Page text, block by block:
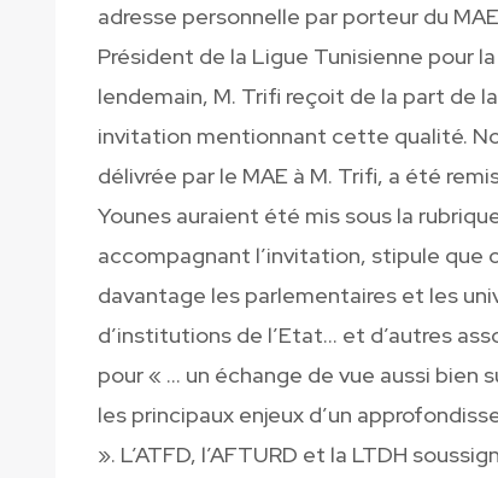
adresse personnelle par porteur du
Président de la Ligue Tunisienne pour
lendemain, M. Trifi reçoit de la part de
invitation mentionnant cette qualité.
délivrée par le MAE à M. Trifi, a été
Younes auraient été mis sous la
accompagnant l’invitation, stipule que
davantage les parlementaires et les
d’institutions de l’Etat… et d’autres
pour « … un échange de vue aussi bien
les principaux enjeux d’un
». L’ATFD, l’AFTURD et la LTDH